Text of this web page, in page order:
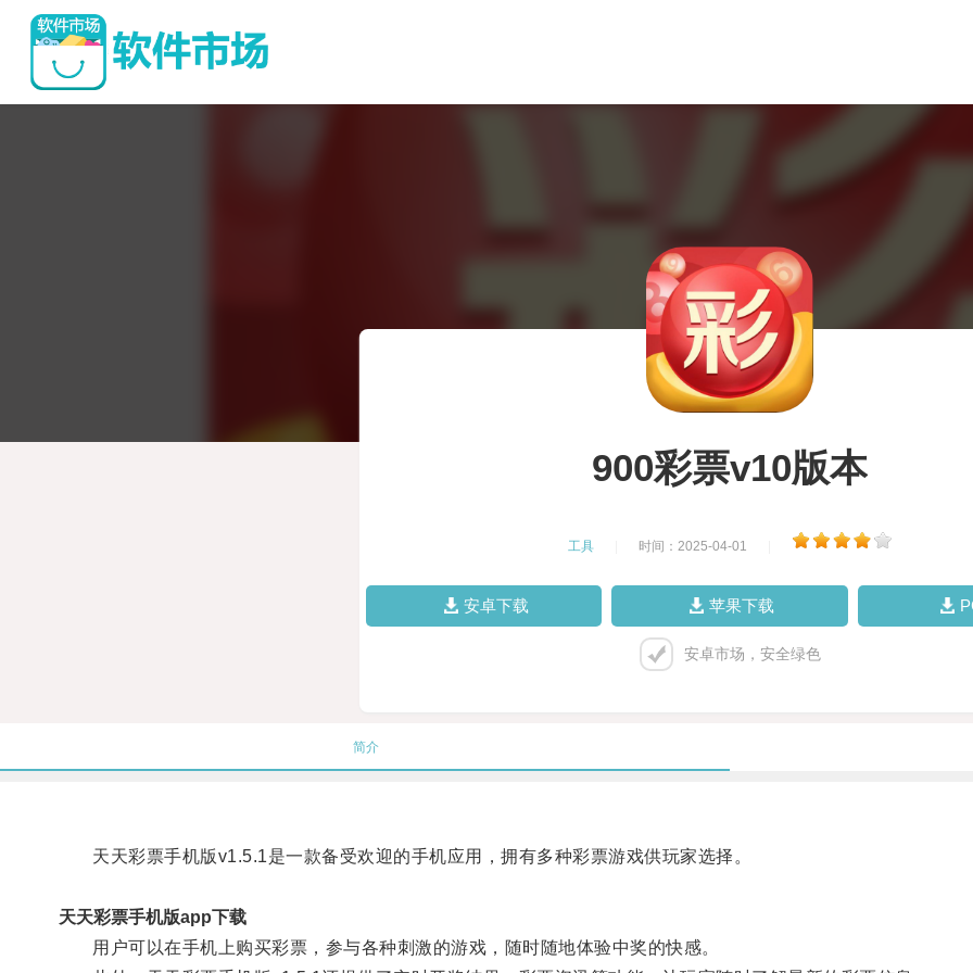
900彩票v10版本
工具 时间：2025-04-01
安卓下载 苹果下载
安卓市场，安全绿色
简介
天天彩票手机版v1.5.1是一款备受欢迎的手机应用，拥有多种彩票游戏供玩家选择。
天天彩票手机版app下载
用户可以在手机上购买彩票，参与各种刺激的游戏，随时随地体验中奖的快感。